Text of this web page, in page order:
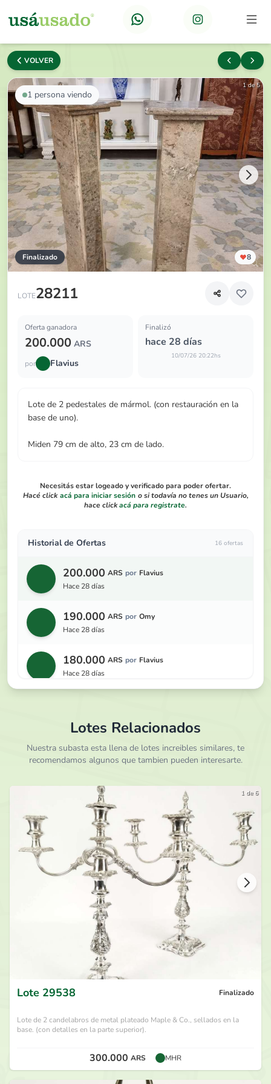
VOLVER
1 persona viendo
Finalizado 8
1 de 5
LOTE28211
Lote de 2 pedestales de mármol
Oferta ganadora
200.000 ARS
por Flavius
Finalizó
hace 28 días
10/07/26 20:22hs
Lote de 2 pedestales de mármol. (con restauración en la
base de uno).
Miden 79 cm de alto, 23 cm de lado.
Necesitás estar logeado y verificado para poder ofertar.
Hacé click acá para iniciar sesión o si todavía no tenes un Usuario,
hace clickacá para registrate.
Historial de Ofertas 16 ofertas
200.000 ARS por Flavius
hace 28 días
190.000 ARS por Omy
hace 28 días
180.000 ARS por Flavius
hace 28 días
160.000 ARS por Flavius
hace 28 días
150.000
hace 28 días
140.000 por Sonzoles
hace 28 días
130.000 ARS por Dario M
hace 28 días
120.000
hace 28 días
110.000 ARS
hace 28 días
Lotes Relacionados
Nuestra subasta esta llena de lotes increibles similares, te
recomendamos algunos que tambien pueden interesarte.
1 de 6
Lote 29538 Finalizado
Lote de 2 candelabros de metal plateado Maple & Co., sellados en la
base. (con detalles en la parte superior).
300.000 ARS MHR